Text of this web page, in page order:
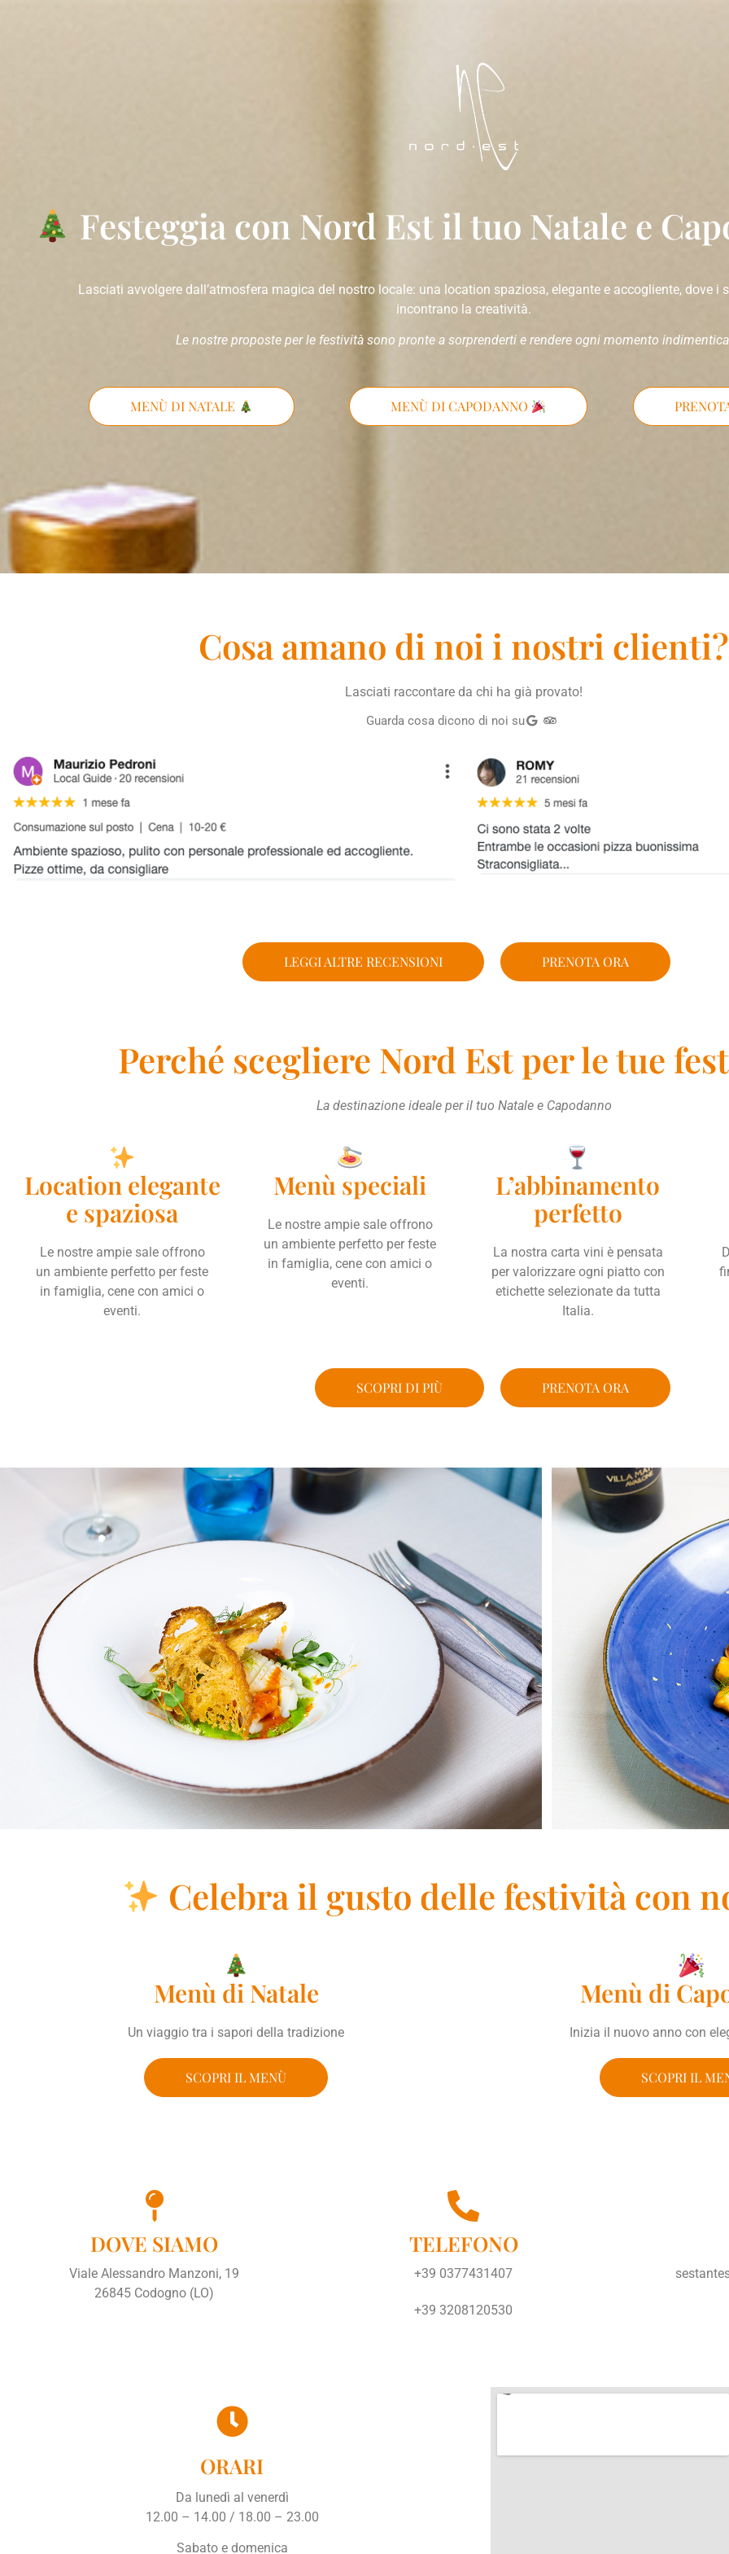
Festeggia con Nord Est il tuo Natale e
Lasciati avvolgere dall’atmosfera magica del nostro locale: una location spaziosa, elegante e accogliente, dove i
incontrano la creatività.
Le nostre proposte per le festività sono pronte a sorprenderti e rendere ogni momento
MENÙ DI NATALE MENÙ DI CAPODANNO
Cosa amano di noi i nostri clienti?
Lasciati raccontare da chi ha già provato!
Guarda cosa dicono di noi su
LEGGI ALTRE RECENSIONI PRENOTA ORA
Perché scegliere Nord Est per le tue
La destinazione ideale per il tuo Natale e Capodanno
Location elegante
e spaziosa
Le nostre ampie sale offrono
un ambiente perfetto per feste
in famiglia, cene con amici o
eventi.
Menù speciali
Le nostre ampie sale offrono
un ambiente perfetto per feste
in famiglia, cene con amici o
eventi.
L’abbinamento
perfetto
La nostra carta vini è pensata
per valorizzare ogni piatto con
etichette selezionate da tutta
Italia.
SCOPRI DI PIÙ PRENOTA ORA
Celebra il gusto delle festività con
Menù di Natale
Un viaggio tra i sapori della tradizione
SCOPRI IL MENÙ
Menù di
Inizia il nuovo anno con
SCOPRI IL
DOVE SIAMO
Viale Alessandro Manzoni, 19
26845 Codogno (LO)
TELEFONO
+39 0377431407
+39 3208120530
ORARI
Da lunedì al venerdì
12.00 – 14.00 / 18.00 – 23.00
Sabato e domenica